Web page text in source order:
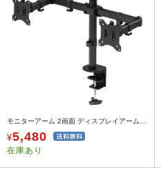
¥5,480
在庫あり